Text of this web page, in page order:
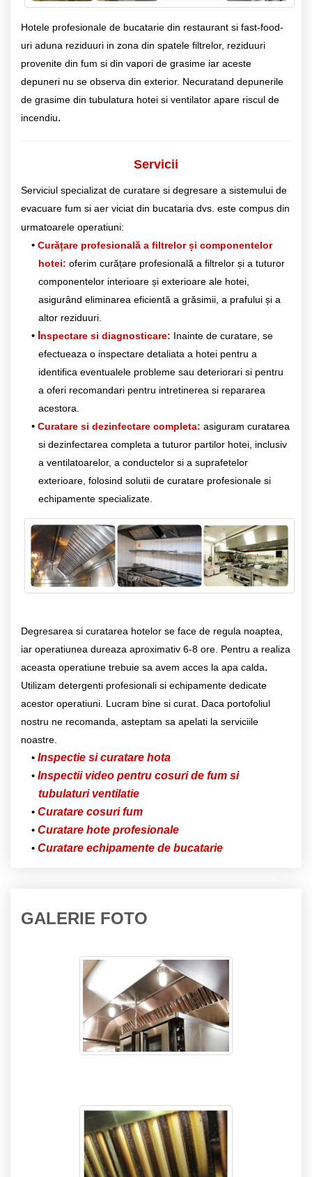
Hotele profesionale de bucatarie din restaurant si fast-food-
uri aduna reziduuri in zona din spatele filtrelor, reziduuri
provenite din fum si din vapori de grasime iar aceste
depuneri nu se observa din exterior. Necuratand depunerile
de grasime din tubulatura hotei si ventilator apare riscul de
incendiu.
Servicii
Serviciul specializat de curatare si degresare a sistemului de
evacuare fum si aer viciat din bucataria dvs. este compus din
urmatoarele operatiuni:
Curățare profesională a filtrelor și componentelor
hotei: oferim curățare profesională a filtrelor și a tuturor
componentelor interioare și exterioare ale hotei,
asigurând eliminarea eficientă a grăsimii, a prafului și a
altor reziduuri.
nspectare si diagnosticare: Inainte de curatare, se
efectueaza o inspectare detaliata a hotei pentru a
identifica eventualele probleme sau deteriorari si pentru
a oferi recomandari pentru intretinerea si repararea
acestora.
Curatare si dezinfectare completa: asiguram curatarea
si dezinfectarea completa a tuturor partilor hotei, inclusiv
a ventilatoarelor, a conductelor si a suprafetelor
exterioare, folosind solutii de curatare profesionale si
echipamente specializate.
Degresarea si curatarea hotelor se face de regula noaptea,
iar operatiunea dureaza aproximativ 6-8 ore. Pentru a realiza
aceasta operatiune trebuie sa avem acces la apa calda.
Utilizam detergenti profesionali si echipamente dedicate
acestor operatiuni. Lucram bine si curat. Daca portofoliul
nostru ne recomanda, asteptam sa apelati la serviciile
noastre.
Inspectie si curatare hota
Inspectii video pentru cosuri de fum si
tubulaturi ventilatie
Curatare cosuri fum
Curatare hote profesionale
Curatare echipamente de bucatarie
GALERIE FOTO